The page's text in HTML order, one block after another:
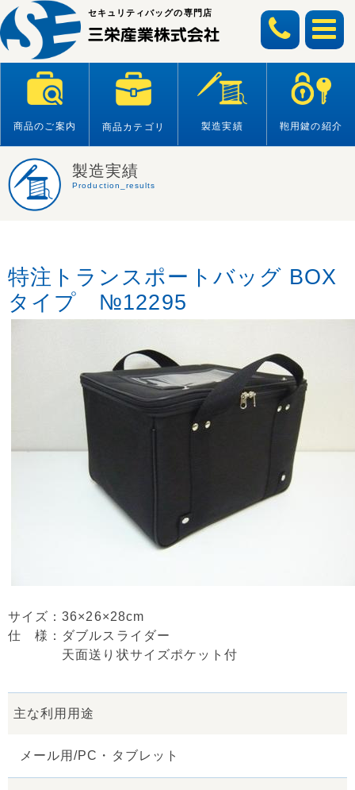
Skip
to
content
セキュリティバッグの専門店
商品のご案内 商品カテゴリ 製造実績 鞄用鍵の紹介
製造実績
Production_results
特注トランスポートバッグ BOX
タイプ №12295
サイズ：36×26×28cm
仕 様：ダブルスライダー
天面送り状サイズポケット付
主な利用用途
メール用/PC・タブレット